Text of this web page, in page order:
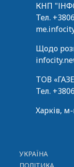
КНП
Тел.
Щодо
ТОВ
Тел.
Харків,
УКРАЇНА